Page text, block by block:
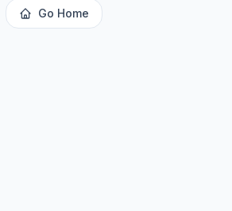
Go Home